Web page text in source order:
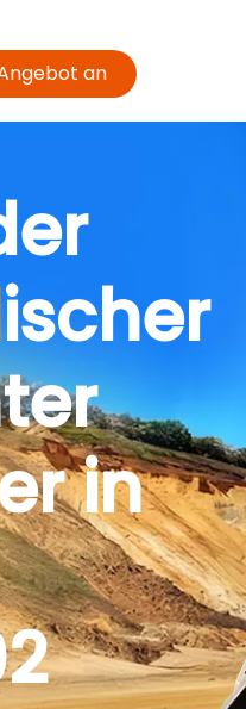
Probleme minimiert
von RHC04 und
ihrer
wärmstens.
an
in